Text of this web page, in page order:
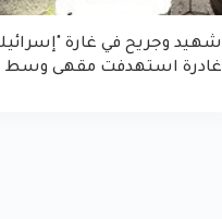
شهيد وجريح في غارة
غادرة استهدفت مقهى وسط